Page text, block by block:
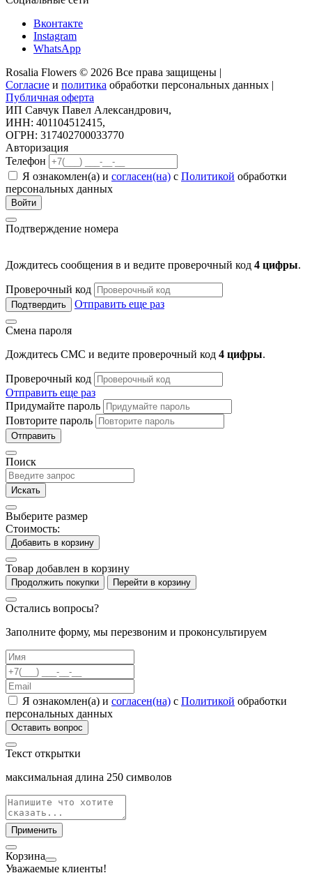
Вконтакте
Instagram
WhatsApp
Rosalia Flowers © 2026 Все права защищены |
Согласие и политика обработки персональных данных |
Публичная оферта
ИП Савчук Павел Александрович,
ИНН: 401104512415,
ОГРН: 317402700033770
Авторизация
Телефон
Я ознакомлен(а) и согласен(на) с Политикой обработки
персональных данных
Войти
Подтверждение номера
Дождитесь сообщения в и ведите проверочный код 4 цифры.
Проверочный код
Подтвердить Отправить еще раз
Смена пароля
Дождитесь СМС и ведите проверочный код 4 цифры.
Проверочный код
Отправить еще раз
Придумайте пароль
Повторите пароль
Отправить
Поиск
Искать
Выберите размер
Стоимость:
Добавить в корзину
Товар добавлен в корзину
Продолжить покупки Перейти в корзину
Остались вопросы?
Заполните форму, мы перезвоним и проконсультируем
Я ознакомлен(а) и согласен(на) с Политикой обработки
персональных данных
Оставить вопрос
Текст открытки
максимальная длина 250 символов
Применить
Корзина
Уважаемые клиенты!